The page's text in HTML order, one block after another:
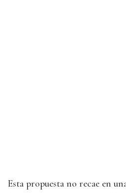
Esta propuesta no recae en